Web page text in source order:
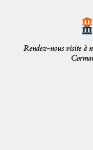
Rendez-nous visite à